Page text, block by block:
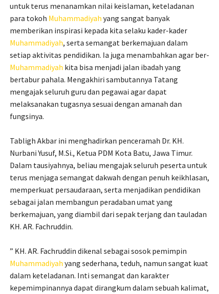
untuk terus menanamkan nilai keislaman, keteladanan
para tokoh Muhammadiyah yang sangat banyak
memberikan inspirasi kepada kita selaku kader-kader
Muhammadiyah, serta semangat berkemajuan dalam
setiap aktivitas pendidikan. Ia juga menambahkan agar ber-
Muhammadiyah kita bisa menjadi jalan ibadah yang
bertabur pahala. Mengakhiri sambutannya Tatang
mengajak seluruh guru dan pegawai agar dapat
melaksanakan tugasnya sesuai dengan amanah dan
fungsinya.
Tabligh Akbar ini menghadirkan penceramah Dr. KH.
Nurbani Yusuf, M.Si., Ketua PDM Kota Batu, Jawa Timur.
Dalam tausiyahnya, beliau mengajak seluruh peserta untuk
terus menjaga semangat dakwah dengan penuh keikhlasan,
memperkuat persaudaraan, serta menjadikan pendidikan
sebagai jalan membangun peradaban umat yang
berkemajuan, yang diambil dari sepak terjang dan tauladan
KH. AR. Fachruddin.
” KH. AR. Fachruddin dikenal sebagai sosok pemimpin
Muhammadiyah yang sederhana, teduh, namun sangat kuat
dalam keteladanan. Inti semangat dan karakter
kepemimpinannya dapat dirangkum dalam sebuah kalimat,